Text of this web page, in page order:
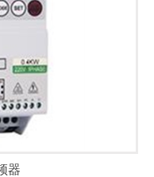
制造领域所设计的一…
器